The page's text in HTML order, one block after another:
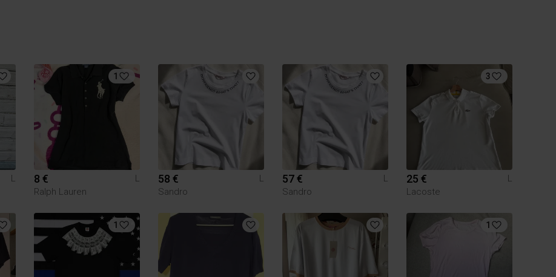
L
1
8 €
L
Ralph Lauren
58 €
L
Sandro
57 €
L
Sandro
3
25 €
L
Lacoste
1 1